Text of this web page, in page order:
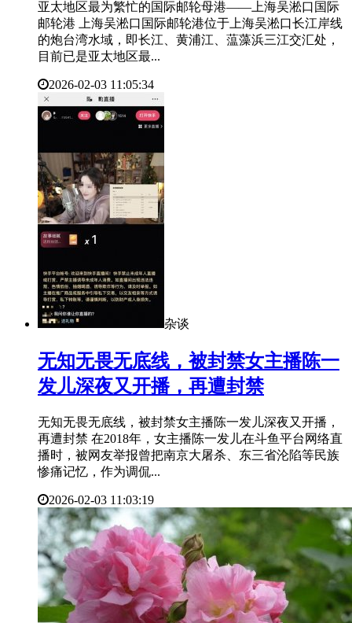
亚太地区最为繁忙的国际邮轮母港——上海吴淞口国际
邮轮港 上海吴淞口国际邮轮港位于上海吴淞口长江岸线
的炮台湾水域，即长江、黄浦江、蕰藻浜三江交汇处，
目前已是亚太地区最...
2026-02-03 11:05:34
杂谈
​无知无畏无底线，被封禁女主播陈一
发儿深夜又开播，再遭封禁
无知无畏无底线，被封禁女主播陈一发儿深夜又开播，
再遭封禁 在2018年，女主播陈一发儿在斗鱼平台网络直
播时，被网友举报曾把南京大屠杀、东三省沦陷等民族
惨痛记忆，作为调侃...
2026-02-03 11:03:19